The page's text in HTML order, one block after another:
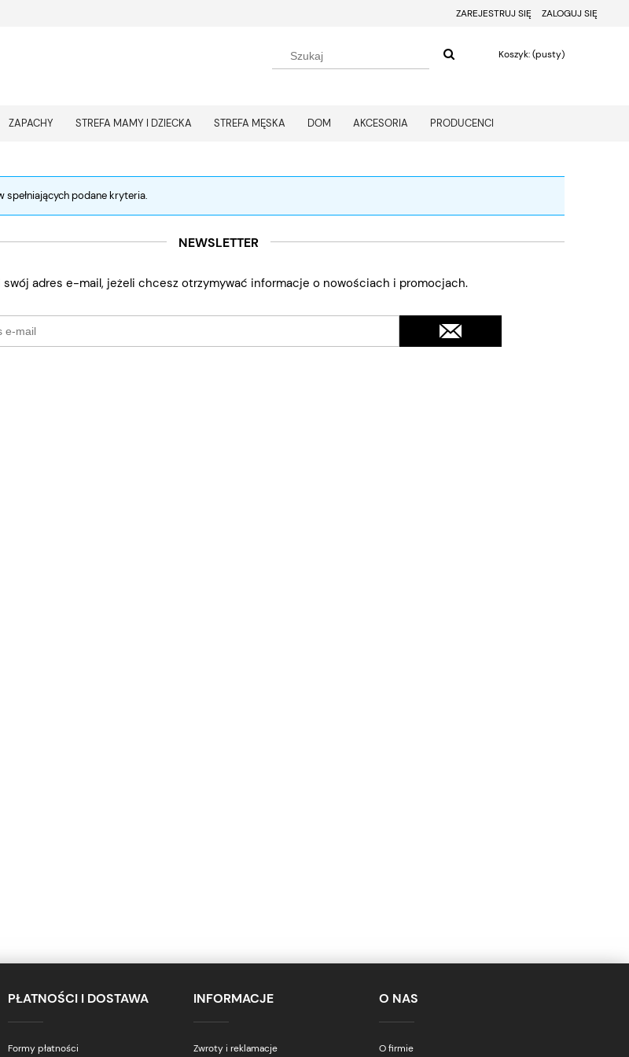
ZAREJESTRUJ SIĘ ZALOGUJ SIĘ
Koszyk:(pusty)
ZAPACHY STREFA MAMY I DZIECKA STREFA MĘSKA DOM AKCESORIA PRODUCENCI
spełniających podane kryteria.
NEWSLETTER
swój adres e-mail, jeżeli chcesz otrzymywać informacje o nowościach i promocjach.
PŁATNOŚCI I DOSTAWA
Formy płatności
INFORMACJE
Zwroty i reklamacje
O NAS
O firmie